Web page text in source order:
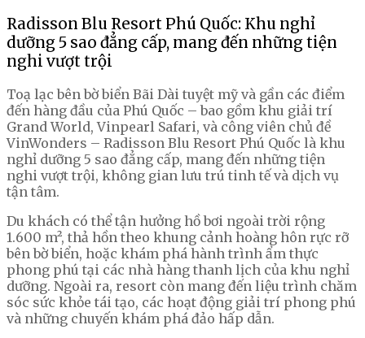
Radisson Blu Resort Phú Quốc: Khu nghỉ
dưỡng 5 sao đẳng cấp, mang đến những tiện
nghi vượt trội
Toạ lạc bên bờ biển Bãi Dài tuyệt mỹ và gần các điểm
đến hàng đầu của Phú Quốc – bao gồm khu giải trí
Grand World, Vinpearl Safari, và công viên chủ đề
VinWonders – Radisson Blu Resort Phú Quốc là khu
nghỉ dưỡng 5 sao đẳng cấp, mang đến những tiện
nghi vượt trội, không gian lưu trú tinh tế và dịch vụ
tận tâm.
Du khách có thể tận hưởng hồ bơi ngoài trời rộng
1.600 m², thả hồn theo khung cảnh hoàng hôn rực rỡ
bên bờ biển, hoặc khám phá hành trình ẩm thực
phong phú tại các nhà hàng thanh lịch của khu nghỉ
dưỡng. Ngoài ra, resort còn mang đến liệu trình chăm
sóc sức khỏe tái tạo, các hoạt động giải trí phong phú
và những chuyến khám phá đảo hấp dẫn.